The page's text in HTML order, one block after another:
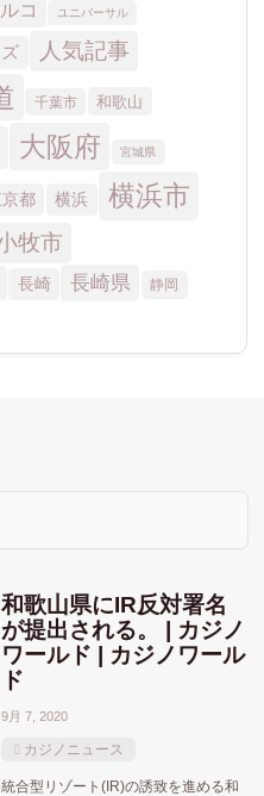
和歌山県にIR反対署名
が提出される。 | カジノ
ワールド | カジノワール
ド
9月 7, 2020
カジノニュース
統合型リゾート(IR)の誘致を進める和